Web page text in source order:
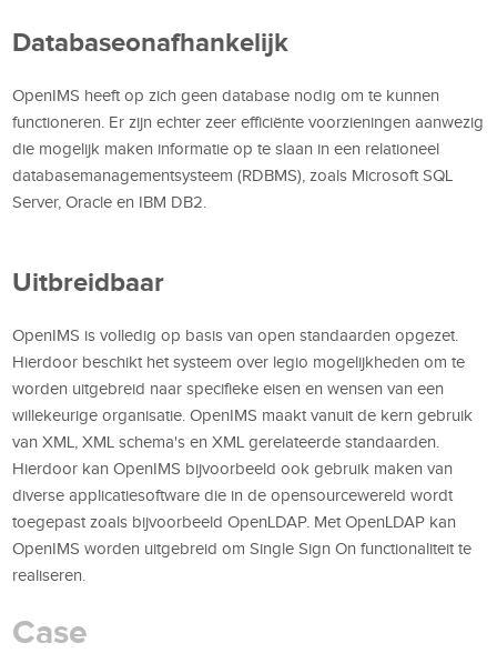
Databaseonafhankelijk
OpenIMS heeft op zich geen database nodig om te kunnen
functioneren. Er zijn echter zeer efficiënte voorzieningen aanwezig
die mogelijk maken informatie op te slaan in een relationeel
databasemanagementsysteem (RDBMS), zoals Microsoft SQL
Server, Oracle en IBM DB2.
Uitbreidbaar
OpenIMS is volledig op basis van open standaarden opgezet.
Hierdoor beschikt het systeem over legio mogelijkheden om te
worden uitgebreid naar specifieke eisen en wensen van een
willekeurige organisatie. OpenIMS maakt vanuit de kern gebruik
van XML, XML schema's en XML gerelateerde standaarden.
Hierdoor kan OpenIMS bijvoorbeeld ook gebruik maken van
diverse applicatiesoftware die in de opensourcewereld wordt
toegepast zoals bijvoorbeeld OpenLDAP. Met OpenLDAP kan
OpenIMS worden uitgebreid om Single Sign On functionaliteit te
realiseren.
Case